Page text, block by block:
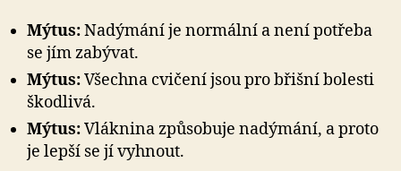
Mýtus:Nadýmání je normální a není potřeba
se jím zabývat.
Mýtus:Všechna cvičení jsou pro břišní bolesti
škodlivá.
Mýtus:Vláknina způsobuje nadýmání, a proto
je lepší se jí vyhnout.